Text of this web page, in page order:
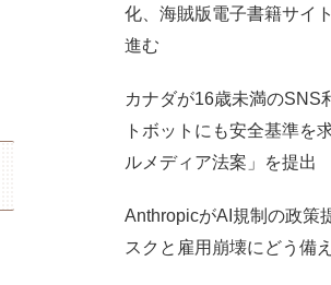
化、海賊版電子書籍サイ
進む
カナダが16歳未満のSNS
トボットにも安全基準を
ルメディア法案」を提出
AnthropicがAI規制の政策
スクと雇用崩壊にどう備